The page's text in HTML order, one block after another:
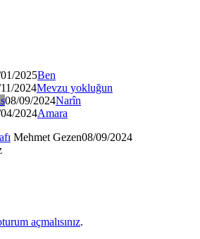
2025Ben
2024Mevzu yokluğun
08/09/2024Narîn
2024Amara
Mehmet Gezen08/09/2024
açmalısınız.